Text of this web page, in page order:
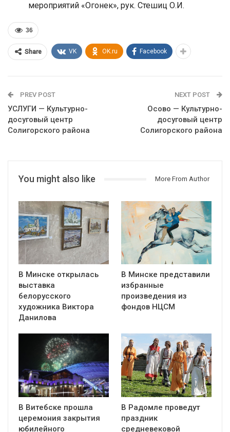
мероприятий «Огонек», рук. Стешиц О.И.
36
Share VK OK.ru Facebook
PREV POST
УСЛУГИ — Культурно-
досуговый центр
Солигорского района
NEXT POST
Осово — Культурно-
досуговый центр
Солигорского района
You might also like More From Author
В Минске открылась
выставка
белорусского
художника Виктора
Данилова
В Минске представили
избранные
произведения из
фондов НЦСМ
В Витебске прошла
церемония закрытия
юбилейного
В Радомле проведут
праздник
средневековой